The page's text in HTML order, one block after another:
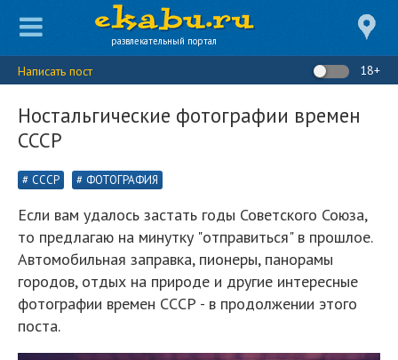
развлекательный портал
Написать пост 18+
Ностальгические фотографии времен
СССР
СССР ФОТОГРАФИЯ
Если вам удалось застать годы Советского Союза,
то предлагаю на минутку "отправиться" в прошлое.
Автомобильная заправка, пионеры, панорамы
городов, отдых на природе и другие интересные
фотографии времен СССР - в продолжении этого
поста.